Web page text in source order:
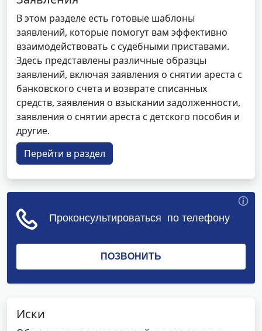
В этом разделе есть готовые шаблоны
заявлений, которые помогут вам эффективно
взаимодействовать с судебными приставами.
Здесь представлены различные образцы
заявлений, включая заявления о снятии ареста с
банковского счета и возврате списанных
средств, заявления о взыскании задолженности,
заявления о снятии ареста с детского пособия и
другие.
Перейти в раздел
Иски